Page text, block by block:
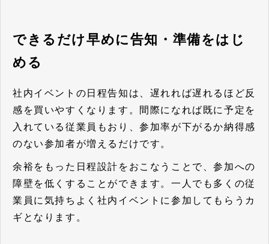
できるだけ早めに告知・準備をはじ
める
社内イベントの日程告知は、遅れれば遅れるほど反
感を買いやすくなります。間際になれば既に予定を
入れている従業員もおり、参加率が下がるか納得感
のない参加者が増えるだけです。
余裕をもった日程設計をおこなうことで、参加への
障壁を低くすることができます。一人でも多くの従
業員に気持ちよく社内イベントに参加してもらうカ
ギとなります。